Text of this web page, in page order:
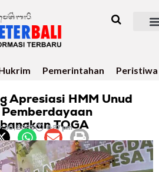
Pemerintahan Peristiwa
Apresiasi HMM Unud
TOGA
30, 2025 6:27 pm